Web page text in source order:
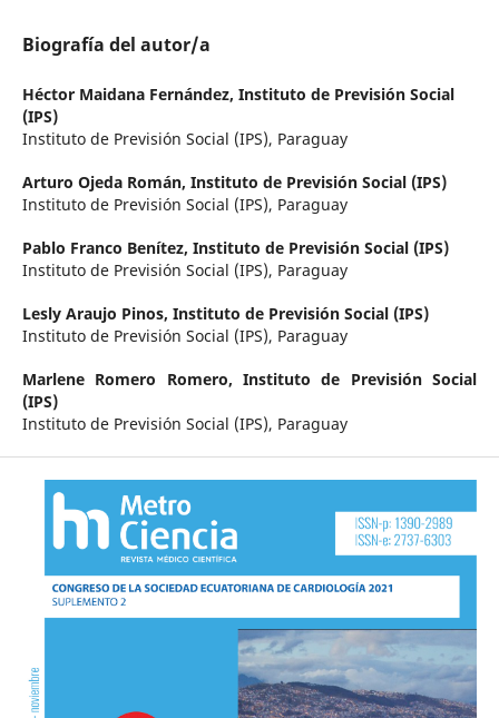
Biografía del autor/a
Héctor Maidana Fernández, Instituto de Previsión Social
(IPS)
Instituto de Previsión Social (IPS), Paraguay
Arturo Ojeda Román, Instituto de Previsión Social (IPS)
Instituto de Previsión Social (IPS), Paraguay
Pablo Franco Benítez, Instituto de Previsión Social (IPS)
Instituto de Previsión Social (IPS), Paraguay
Lesly Araujo Pinos, Instituto de Previsión Social (IPS)
Instituto de Previsión Social (IPS), Paraguay
Marlene Romero Romero, Instituto de Previsión Social
(IPS)
Instituto de Previsión Social (IPS), Paraguay